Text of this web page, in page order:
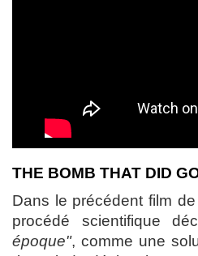
THE BOMB THAT DID
Dans le précédent film
procédé scientifique
époque", comme une